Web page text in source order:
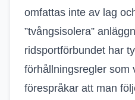
omfattas inte av lag
”tvångsisolera”
ridsportförbundet har
förhållningsregler som
förespråkar att man